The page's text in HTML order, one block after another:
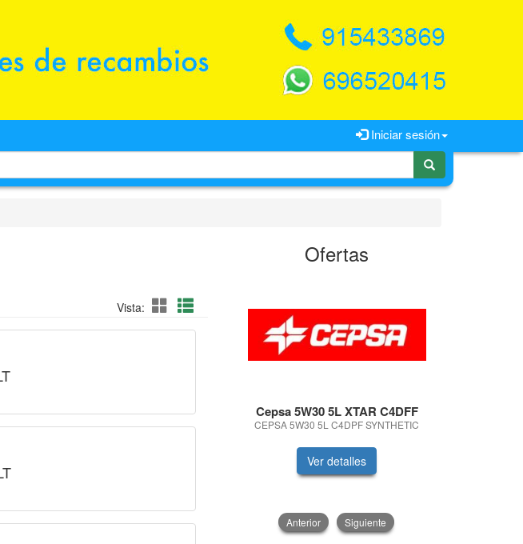
Iniciar sesión
Vista:
Ofertas
Cepsa 5W30 5L XTAR C4DFF
CEPSA 5W30 5L C4DPF SYNTHETIC
Ver detalles
Anterior Siguiente